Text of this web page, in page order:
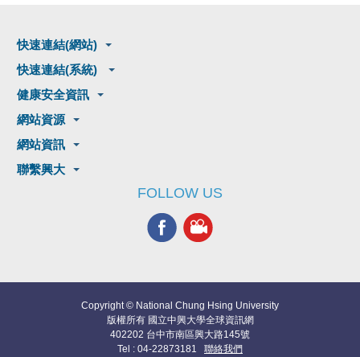
快速連結(網站)
快速連結(系統)
健康安全資訊
網站資源
網站資訊
聯繫興大
FOLLOW US
Copyright © National Chung Hsing University
版權所有 國立中興大學全球資訊網
402202 台中市南區興大路145號
Tel : 04-22873181 聯絡我們